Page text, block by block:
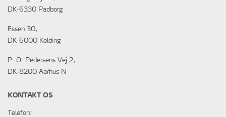
DK-6330 Padborg
Essen 30,
DK-6000 Kolding
P. O. Pedersens Vej 2,
DK-8200 Aarhus N
KONTAKT OS
Telefon: